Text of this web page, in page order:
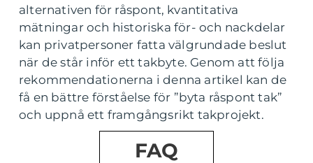
alternativen för råspont, kvantitativa
mätningar och historiska för- och nackdelar
kan privatpersoner fatta välgrundade beslut
när de står inför ett takbyte. Genom att följa
rekommendationerna i denna artikel kan de
få en bättre förståelse för ”byta råspont tak”
och uppnå ett framgångsrikt takprojekt.
FAQ